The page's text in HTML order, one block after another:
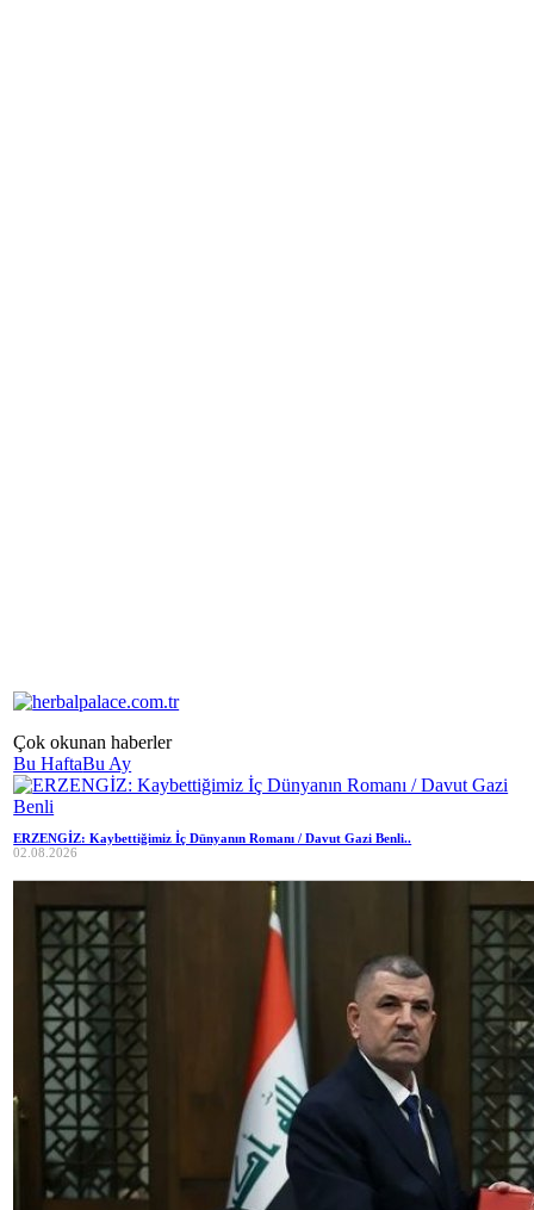
Çok okunan haberler
Bu HaftaBu Ay
ERZENGİZ: Kaybettiğimiz İç Dünyanın Romanı / Davut Gazi Benli..
02.08.2026